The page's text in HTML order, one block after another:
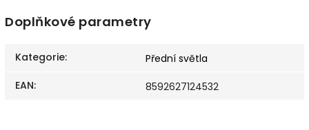
Doplňkové parametry
Kategorie:
Přední světla
EAN: 8592627124532